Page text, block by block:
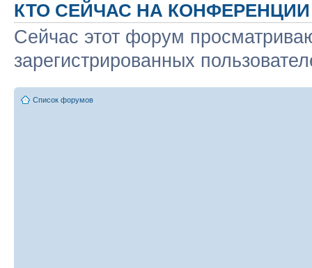
КТО СЕЙЧАС НА КОНФЕРЕНЦИИ
Сейчас этот форум
зарегистрированных
Список форумов